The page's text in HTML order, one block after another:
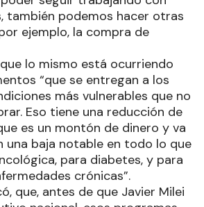
también podemos hacer otras
ejemplo, la compra de
lo mismo está ocurriendo
“que se entregan a los
más vulnerables que no
Eso tiene una reducción de
es un montón de dinero y va
una baja notable en todo lo que
para diabetes, y para
crónicas”.
que, antes de que Javier Milei